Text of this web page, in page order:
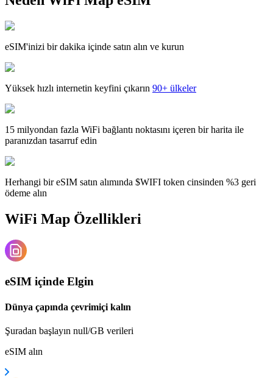
eSIM'inizi bir dakika içinde satın alın ve kurun
Yüksek hızlı internetin keyfini çıkarın 90+ ülkeler
15 milyondan fazla WiFi bağlantı noktasını içeren bir harita ile
paranızdan tasarruf edin
Herhangi bir eSIM satın alımında $WIFI token cinsinden %3 geri
ödeme alın
WiFi Map Özellikleri
eSIM içinde Elgin
Dünya çapında çevrimiçi kalın
Şuradan başlayın null/GB verileri
eSIM alın